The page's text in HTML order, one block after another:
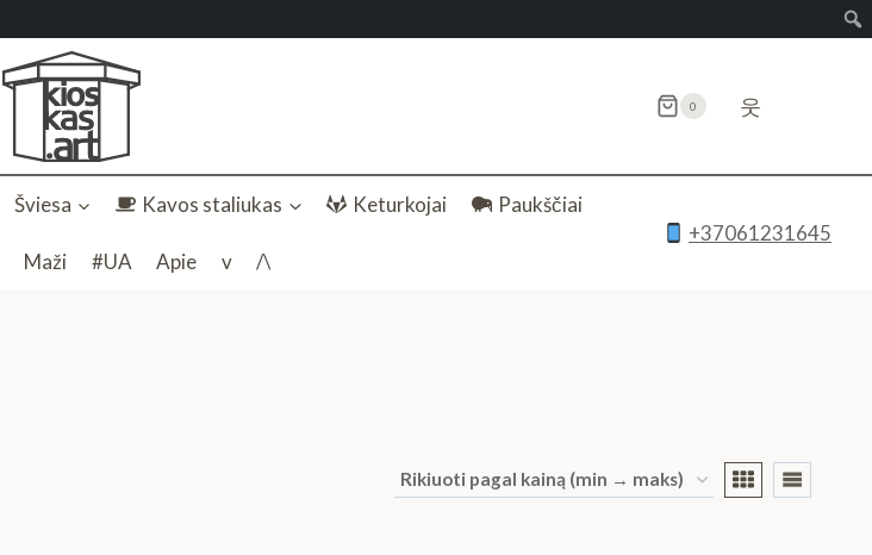
0 웃
Šviesa Kavos staliukas Keturkojai
Paukščiai
Maži #UA Apie v /\
+37061231645